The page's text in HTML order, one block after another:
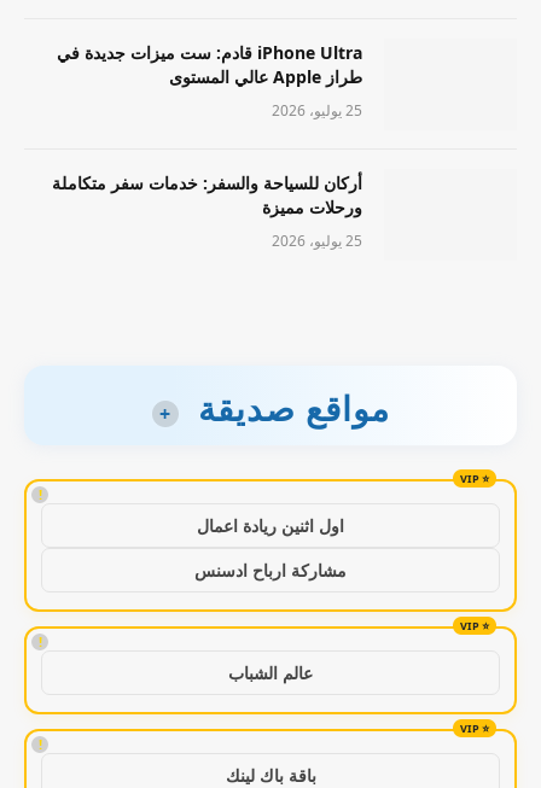
iPhone Ultra قادم: ست ميزات جديدة في
طراز Apple عالي المستوى
25 يوليو، 2026
أركان للسياحة والسفر: خدمات سفر متكاملة
ورحلات مميزة
25 يوليو، 2026
مواقع صديقة +
!
اول اثنين ريادة اعمال
مشاركة ارباح ادسنس
!
عالم الشباب
!
باقة باك لينك